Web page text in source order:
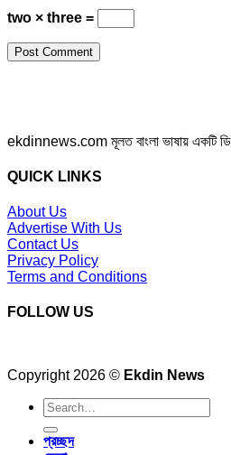
two × three =
ekdinnews.com মূলত বাংলা ভাষায় একটি
QUICK LINKS
About Us
Advertise With Us
Contact Us
Privacy Policy
Terms and Conditions
FOLLOW US
Copyright 2026 © Ekdin News
প্রচ্ছদ